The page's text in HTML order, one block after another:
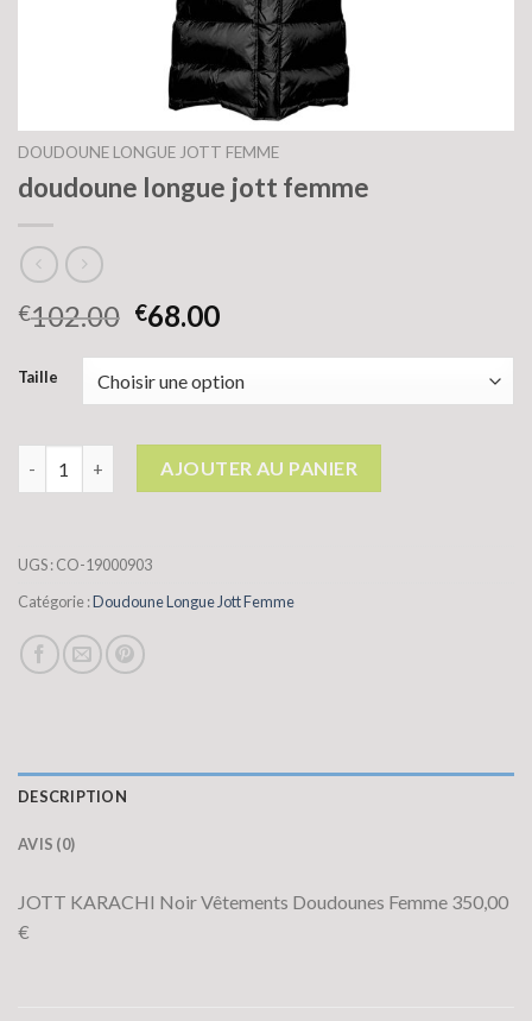
DOUDOUNE LONGUE JOTT FEMME
doudoune longue jott femme
€102.00 €68.00
Taille
quantité de doudoune longue jott femme
AJOUTER AU PANIER
UGS :CO-19000903
Catégorie :Doudoune Longue Jott Femme
DESCRIPTION
AVIS (0)
JOTT KARACHI Noir Vêtements Doudounes Femme 350,00
€